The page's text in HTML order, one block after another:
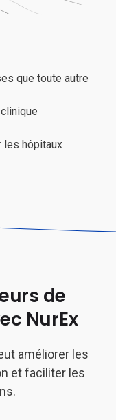
que toute autre
les hôpitaux
de
NurEx
améliorer les
et faciliter les